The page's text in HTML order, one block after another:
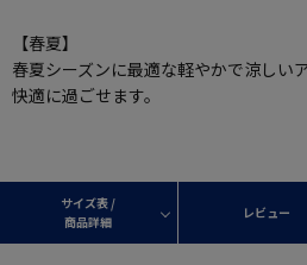
【春夏】
春夏シーズンに最適な軽やかで涼しい
快適に過ごせます。
サイズ表 /
商品詳細
レビュー